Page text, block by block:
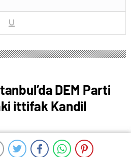
DEM Parti
ittifak Kandil